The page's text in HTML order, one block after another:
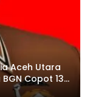
Aceh Utara
Copot 137